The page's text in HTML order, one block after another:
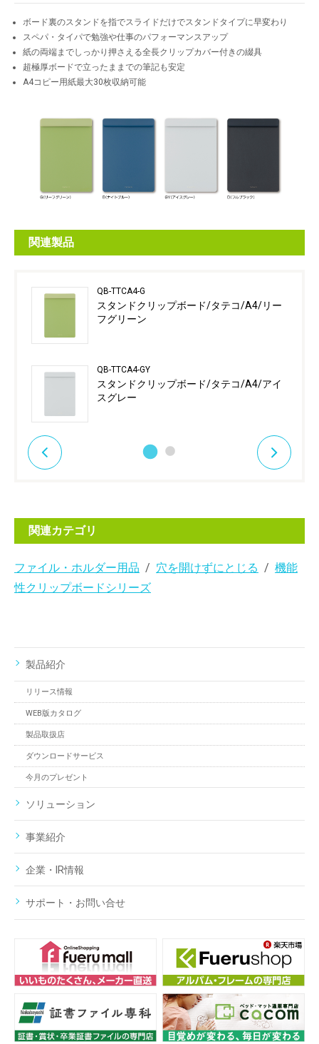
ボード裏のスタンドを指でスライドだけでスタンドタイプに早変わり
スペパ・タイパで勉強や仕事のパフォーマンスアップ
紙の両端までしっかり押さえる全長クリップカバー付きの綴具
超極厚ボードで立ったままでの筆記も安定
A4コピー用紙最大30枚収納可能
関連製品
QB-TTCA4-G
スタンドクリップボード/タテコ/A4/リー
フグリーン
QB-TTCA4-GY
スタンドクリップボード/タテコ/A4/アイ
スグレー
関連カテゴリ
ファイル・ホルダー用品 穴を開けずにとじる
機能
性クリップボードシリーズ
製品紹介
リリース情報
WEB版カタログ
製品取扱店
ダウンロードサービス
今月のプレゼント
ソリューション
事業紹介
企業・IR情報
サポート・お問い合せ